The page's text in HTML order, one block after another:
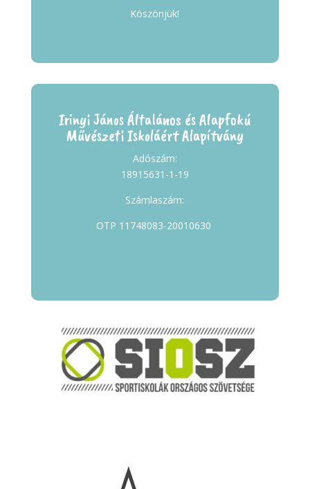
Köszönjük!
Irinyi János Általános és Alapfokú
Művészeti Iskoláért Alapítvány
Adószám:
18915631-1-19
Számlaszám:
OTP 11748083-20010630